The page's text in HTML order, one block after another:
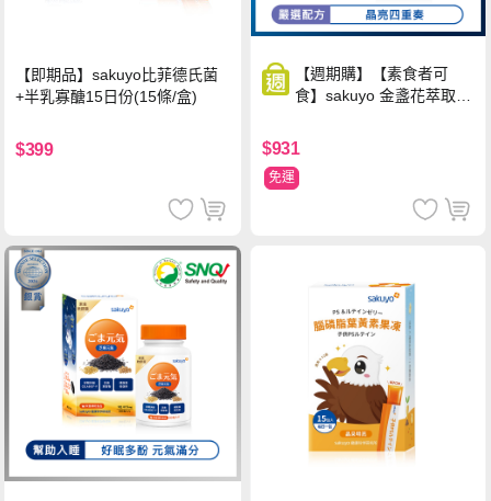
【即期品】sakuyo比菲德氏菌
+半乳寡醣15日份(15條/盒)
$399
【週期購】【素食者可
食】sakuyo 金盞花萃取
品)(30顆/瓶)
$931
免運